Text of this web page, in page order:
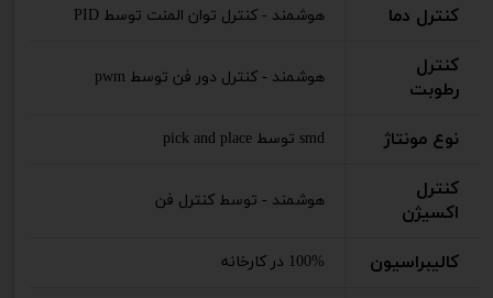
کنترل دما هوشمند - کنترل توان المنت توسط PID
کنترل
رطوبت
هوشمند - کنترل دور فن توسط pwm
نوع مونتاژ smd توسط pick and place
کنترل
اکسیژن
هوشمند - توسط کنترل فن
کالیبراسیون 100% در کارخانه